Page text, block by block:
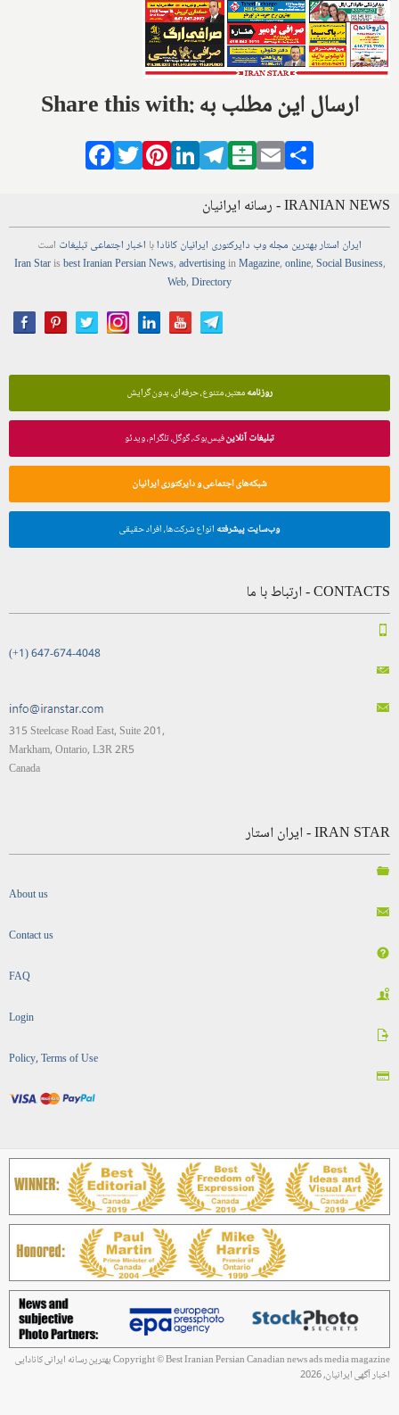
Share this with: ارسال این مطلب به
Facebook
TwitterPinterestLinkedIn
Telegram
Balatarin
Email
IRANIAN NEWS - رسانه ایرانیان
ایران استاربهترین مجلهوب دایرکتوری ایرانیان کانادابا اخباراجتماعیتبلیغات است
Iran Starisbest Iranian PersianNews,advertisinginMagazine,online,Social Business,
Web,Directory
روزنامهمعتبر، متنوع، حرفه‌ای، بدون گرایش
تبلیغات آنلاینفیس‌بوک، گوگل، تلگرام، ویدئو
شبکه‌های اجتماعی و دایرکتوری ایرانیان
وب‌سایت پیشرفته انواع شرکت‌ها، افراد حقیقی
CONTACTS - ارتباط با ما
(+1) 647-674-4048
315 Steelcase Road East, Suite 201,
Markham, Ontario, L3R 2R5
Canada
IRAN STAR - ایران استار
About us
Contact us
FAQ
Login
Policy, Terms of Use
Copyright © Best Iranian Persian Canadian news ads media magazine بهترین رسانه ایرانی کانادایی
اخبار آگهی ایرانیان, 2026